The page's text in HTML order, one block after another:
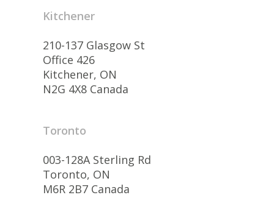
Kitchener
210-137 Glasgow St
Office 426
Kitchener, ON
N2G 4X8 Canada
Toronto
003-128A Sterling Rd
Toronto, ON
M6R 2B7 Canada